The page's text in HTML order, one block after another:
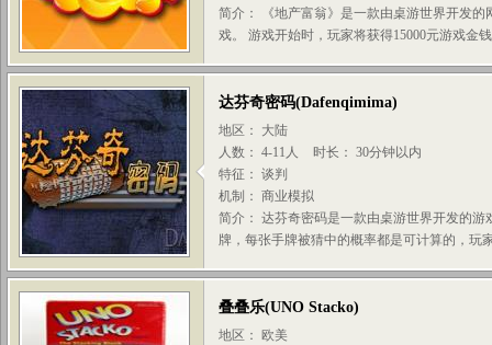
简介： 《地产富翁》是一款由桌游世界开发
戏。 游戏开始时，玩家将获得15000元游戏金
达芬奇密码(Dafenqimima)
地区： 大陆
人数： 4-11人
时长： 30分钟以内
特征： 谈判
机制： 商业模拟
简介： 达芬奇密码是一款由桌游世界开发的
牌，每张手牌被猜中的概率都是可计算的，玩
叠叠乐(UNO Stacko)
地区： 欧美